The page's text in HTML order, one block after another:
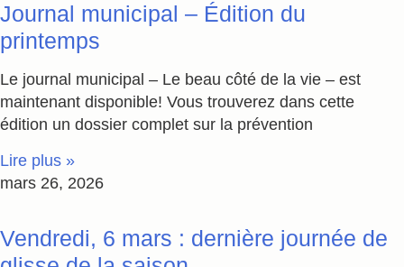
Journal municipal – Édition du
printemps
Le journal municipal – Le beau côté de la vie – est
maintenant disponible! Vous trouverez dans cette
édition un dossier complet sur la prévention
Lire plus »
mars 26, 2026
Vendredi, 6 mars : dernière journée de